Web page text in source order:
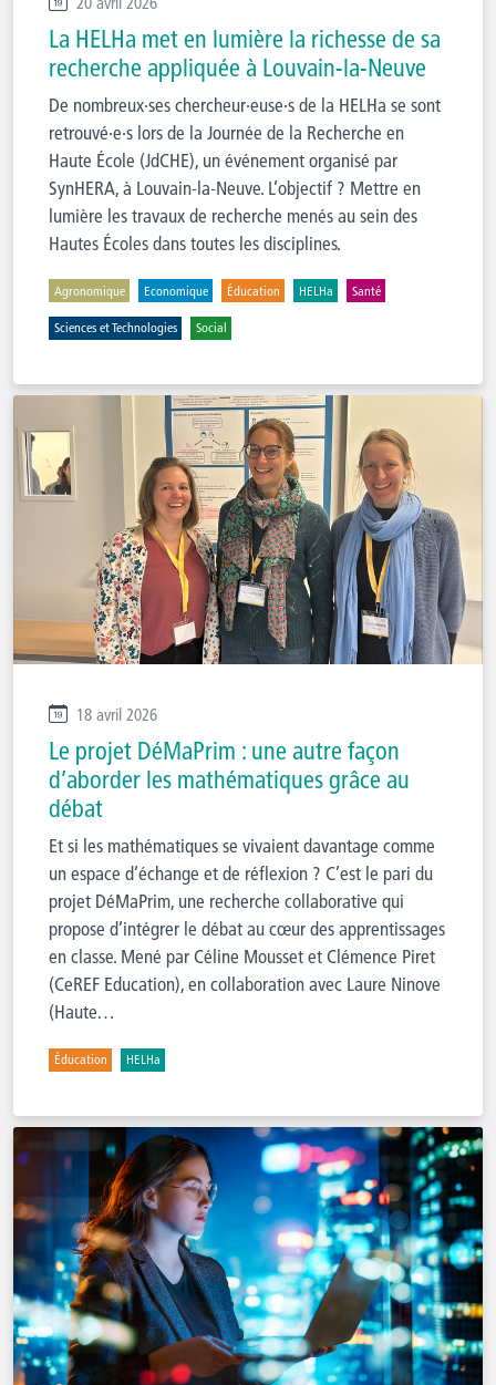
La HELHa met en lumière la richesse de sa
recherche appliquée à Louvain-la-Neuve
De nombreux·ses chercheur·euse·s de la HELHa se sont
retrouvé·e·s lors de la Journée de la Recherche en
Haute École (JdCHE), un événement organisé par
SynHERA, à Louvain-la-Neuve. L’objectif ? Mettre en
lumière les travaux de recherche menés au sein des
Hautes Écoles dans toutes les disciplines.
Agronomique Economique Éducation HELHa Santé
Sciences et Technologies Social
18 avril 2026
Le projet DéMaPrim : une autre façon
d’aborder les mathématiques grâce au
débat
Et si les mathématiques se vivaient davantage comme
un espace d’échange et de réflexion ? C’est le pari du
projet DéMaPrim, une recherche collaborative qui
propose d’intégrer le débat au cœur des apprentissages
en classe. Mené par Céline Mousset et Clémence Piret
(CeREF Education), en collaboration avec Laure Ninove
(Haute…
Éducation HELHa